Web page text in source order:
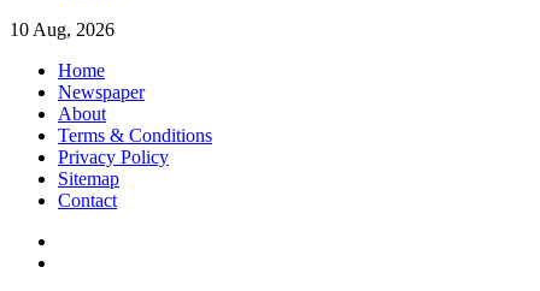
10 Aug, 2026
Home
Newspaper
About
Terms & Conditions
Privacy Policy
Sitemap
Contact